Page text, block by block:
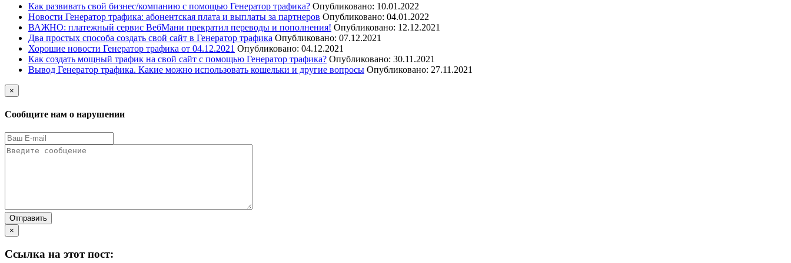
Как развивать свой бизнес/компанию с помощью Генератор трафика? Опубликовано: 10.01.2022
Новости Генератор трафика: абонентская плата и выплаты за партнеров Опубликовано: 04.01.2022
ВАЖНО: платежный сервис ВебМани прекратил переводы и пополнения! Опубликовано: 12.12.2021
Два простых способа создать свой сайт в Генератор трафика Опубликовано: 07.12.2021
Хорошие новости Генератор трафика от 04.12.2021 Опубликовано: 04.12.2021
Как создать мощный трафик на свой сайт с помощью Генератор трафика? Опубликовано: 30.11.2021
Вывод Генератор трафика. Какие можно использовать кошельки и другие вопросы Опубликовано: 27.11.2021
×
Сообщите нам о нарушении
Отправить
×
Ссылка на этот пост: